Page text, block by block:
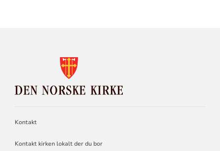
NORSKE
KIRKE
Kontakt
Kontakt kirken lokalt der du bor